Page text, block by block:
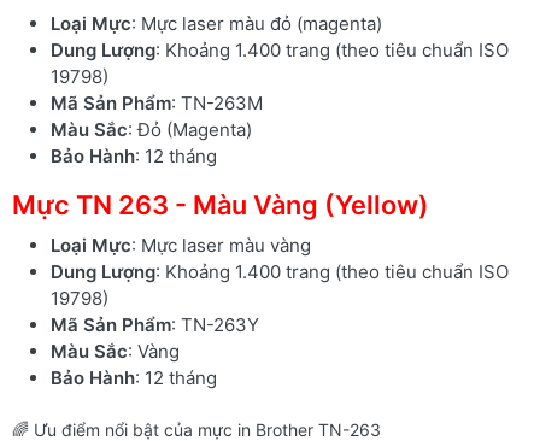
Loại Mực: Mực laser màu đỏ (magenta)
Dung Lượng: Khoảng 1.400 trang (theo tiêu chuẩn ISO
19798)
Mã Sản Phẩm: TN-263M
Màu Sắc: Đỏ (Magenta)
Bảo Hành: 12 tháng
Mực TN 263 - Màu Vàng (Yellow)
Loại Mực: Mực laser màu vàng
Dung Lượng: Khoảng 1.400 trang (theo tiêu chuẩn ISO
19798)
Mã Sản Phẩm: TN-263Y
Màu Sắc: Vàng
Bảo Hành: 12 tháng
🌈 Ưu điểm nổi bật của mực in Brother TN-263